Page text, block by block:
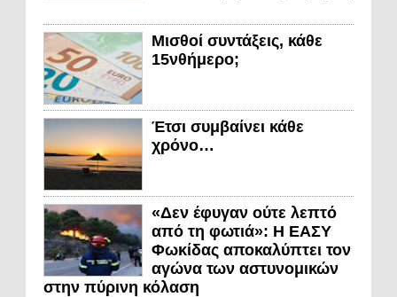
Μισθοί συντάξεις, κάθε
15νθήμερο;
Έτσι συμβαίνει κάθε
χρόνο…
«Δεν έφυγαν ούτε λεπτό
από τη φωτιά»: Η ΕΑΣΥ
Φωκίδας αποκαλύπτει τον
αγώνα των αστυνομικών
στην πύρινη κόλαση